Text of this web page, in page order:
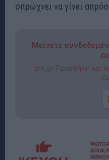
σπρώχνει να γίνει
Μείνετε
rpn.gr Προσθήκη ως